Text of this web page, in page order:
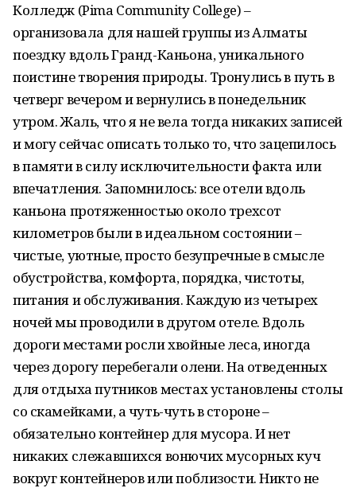
Колледж (Pima Community College) –
организовала для нашей группы из Алматы
поездку вдоль Гранд-Каньона, уникального
поистине творения природы. Тронулись в путь в
четверг вечером и вернулись в понедельник
утром. Жаль, что я не вела тогда никаких записей
и могу сейчас описать только то, что зацепилось
в памяти в силу исключительности факта или
впечатления. Запомнилось: все отели вдоль
каньона протяженностью около трехсот
километров были в идеальном состоянии –
чистые, уютные, просто безупречные в смысле
обустройства, комфорта, порядка, чистоты,
питания и обслуживания. Каждую из четырех
ночей мы проводили в другом отеле. Вдоль
дороги местами росли хвойные леса, иногда
через дорогу перебегали олени. На отведенных
для отдыха путников местах установлены столы
со скамейками, а чуть-чуть в стороне –
обязательно контейнер для мусора. И нет
никаких слежавшихся вонючих мусорных куч
вокруг контейнеров или поблизости. Никто не